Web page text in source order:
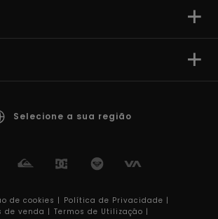
Selecione a sua região
de cookies | Política de Privacidade |
de venda | Termos de Utilizaçâo |